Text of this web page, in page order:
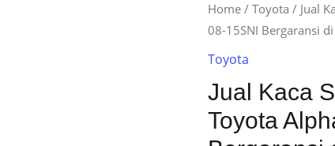
Home /Toyota / Jual
08-15SNI Bergaransi
Toyota
Jual Kaca
Toyota